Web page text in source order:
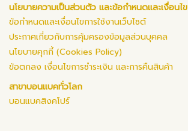
นโยบายความเป็นส่วนตัว และข้อกำหนดและเงื่อนไข
ข้อกำหนดและเงื่อนไขการใช้งานเว็บไซต์
ประกาศเกี่ยวกับการคุ้มครองข้อมูลส่วนบุคคล
นโยบายคุกกี้ (Cookies Policy)
ข้อตกลง เงื่อนไขการชำระเงิน และการคืนสินค้า
สาขาบอนแบคทั่วโลก
บอนแบคสิงคโปร์